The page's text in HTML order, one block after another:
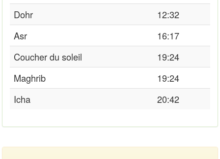
Dohr
12:32
Asr
16:17
Coucher du soleil
19:24
Maghrib
19:24
Icha
20:42